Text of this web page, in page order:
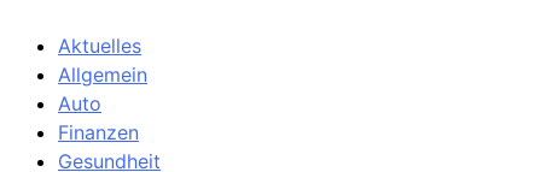
Aktuelles
Allgemein
Auto
Finanzen
Gesundheit